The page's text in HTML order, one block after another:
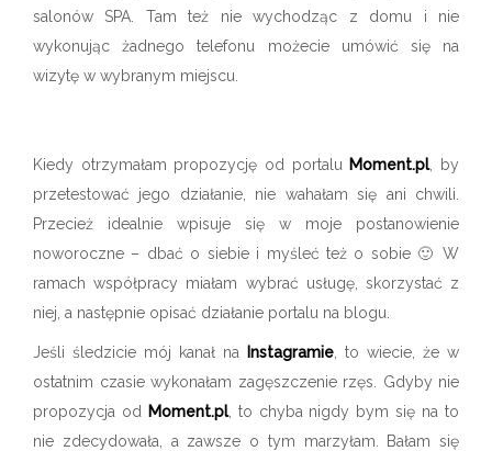
salonów SPA. Tam też nie wychodząc z domu i nie
wykonując żadnego telefonu możecie umówić się na
wizytę w wybranym miejscu.
Kiedy otrzymałam propozycję od portalu Moment.pl, by
przetestować jego działanie, nie wahałam się ani chwili.
Przecież idealnie wpisuje się w moje postanowienie
noworoczne – dbać o siebie i myśleć też o sobie 🙂 W
ramach współpracy miałam wybrać usługę, skorzystać z
niej, a następnie opisać działanie portalu na blogu.
Jeśli śledzicie mój kanał na Instagramie , to wiecie, że w
ostatnim czasie wykonałam zagęszczenie rzęs. Gdyby nie
propozycja od
Moment.pl, to chyba nigdy bym się na to
nie zdecydowała, a zawsze o tym marzyłam. Bałam się